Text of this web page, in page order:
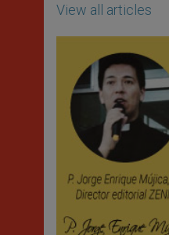
View all articles